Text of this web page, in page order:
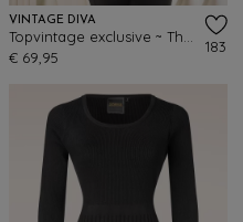
VINTAGE DIVA
€ 69,95
183